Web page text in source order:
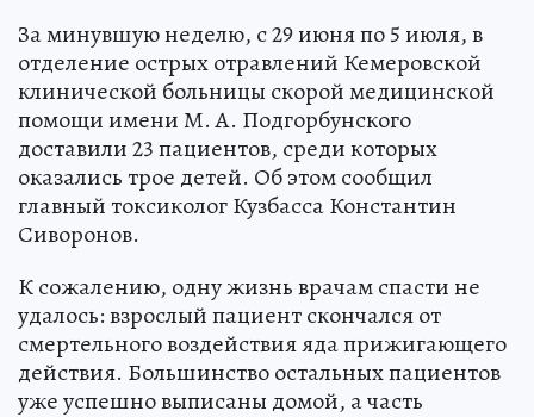
За минувшую неделю, с 29 июня по 5 июля, в
отделение острых отравлений Кемеровской
клинической больницы скорой медицинской
помощи имени М. А. Подгорбунского
доставили 23 пациентов, среди которых
оказались трое детей. Об этом сообщил
главный токсиколог Кузбасса Константин
Сиворонов.
К сожалению, одну жизнь врачам спасти не
удалось: взрослый пациент скончался от
смертельного воздействия яда прижигающего
действия. Большинство остальных пациентов
уже успешно выписаны домой, а часть